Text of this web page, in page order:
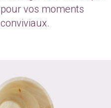
pour vos moments
conviviaux.